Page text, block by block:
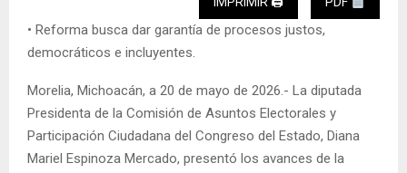
•⁠ ⁠Reforma busca dar garantía de procesos justos,
democráticos e incluyentes.
Morelia, Michoacán, a 20 de mayo de 2026.- La diputada
Presidenta de la Comisión de Asuntos Electorales y
Participación Ciudadana del Congreso del Estado, Diana
Mariel Espinoza Mercado, presentó los avances de la